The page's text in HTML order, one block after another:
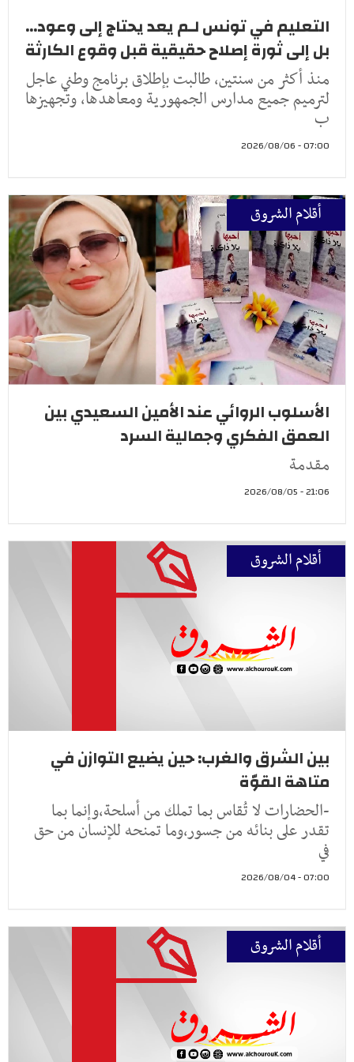
التعليم في تونس لـم يعد يحتاج إلى وعود...
بل إلى ثورة إصلاح حقيقية قبل وقوع الكارثة
منذ أكثر من سنتين، طالبت بإطلاق برنامج وطني عاجل
لترميم جميع مدارس الجمهورية ومعاهدها، وتجهيزها
ب
07:00 - 2026/08/06
أقلام الشروق
الأسلوب الروائي عند الأمين السعيدي بين
العمق الفكري وجمالية السرد
مقدمة
21:06 - 2026/08/05
أقلام الشروق
بين الشرق والغرب: حين يضيع التوازن في
متاهة القوّة
-الحضارات لا تُقاس بما تملك من أسلحة،وإنما بما
تقدر على بنائه من جسور،وما تمنحه للإنسان من حق
في
07:00 - 2026/08/04
أقلام الشروق